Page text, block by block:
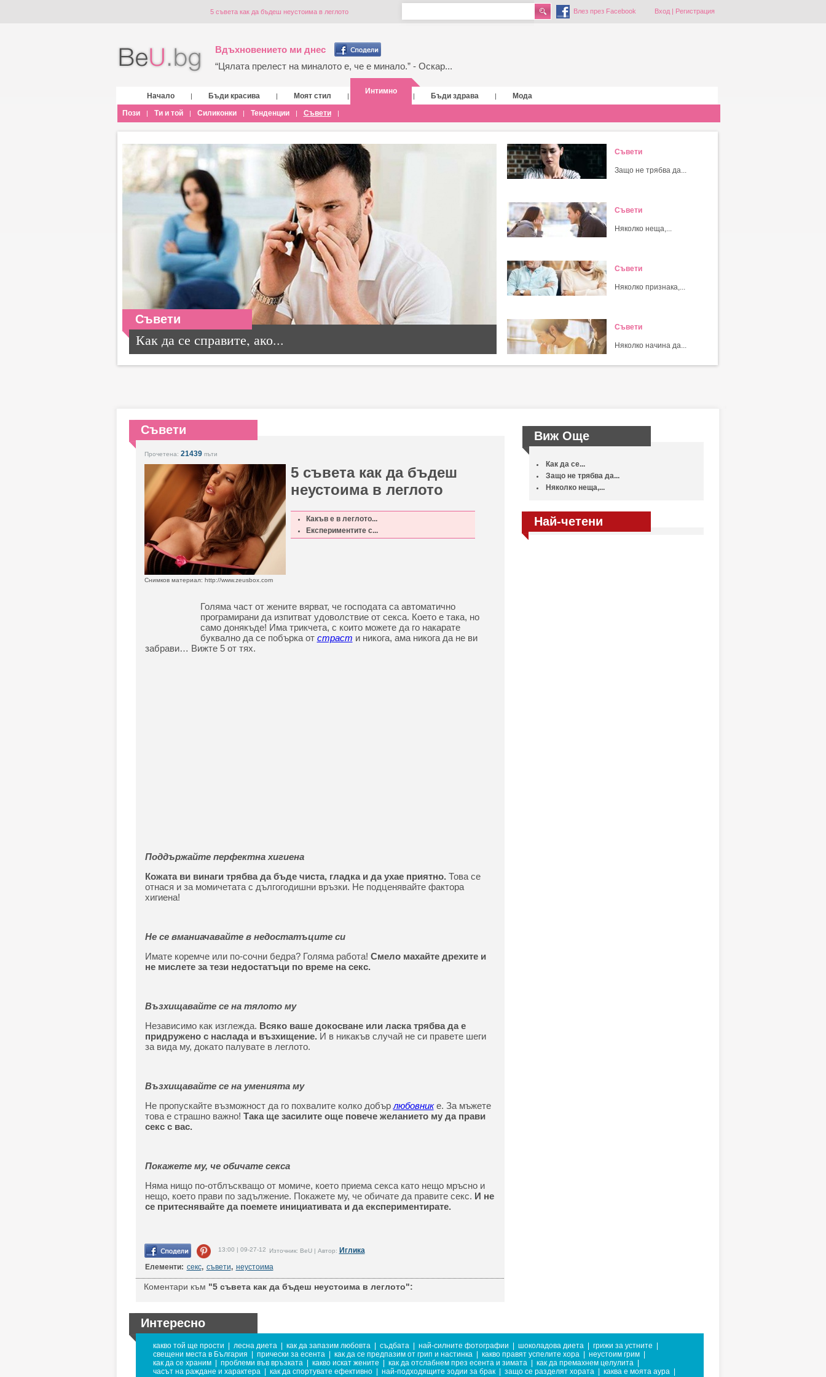
5 съвета как да бъдеш неустоима в леглото Влез през Facebook Вход| Регистрация
Вдъхновението ми днес
“Цялата прелест на миналото е, че е минало.” - Оскар...
Начало | Бъди красива | Моят стил |
Интимно
| Бъди здрава |
Мода
Пози
| Ти и той | Силиконки | Тенденции | Съвети |
Съвети
Как да се справите, ако...
Съвети
Защо не трябва да...
Съвети
Няколко неща,...
Съвети
Няколко признака,...
Съвети
Няколко начина да...
Съвети
Прочетена: 21439пъти
5 съвета как да бъдеш
неустоима в леглото
Какъв е в леглото...
Експериментите с...
Снимков материал: http://www.zeusbox.com
Голяма част от жените вярват, че господата са автоматично
програмирани да изпитват удоволствие от секса. Което е така, но
само донякъде! Има трикчета, с които можете да го накарате
буквално да се побърка от страст и никога, ама никога да не ви
забрави… Вижте 5 от тях.
Поддържайте перфектна хигиена
Кожата ви винаги трябва да бъде чиста, гладка и да ухае приятно.Това се
отнася и за момичетата с дългогодишни връзки. Не подценявайте фактора
хигиена!
Не се вманиачавайте в недостатъците си
Имате коремче или по-сочни бедра? Голяма работа! Смело махайте дрехите и
не мислете за тези недостатъци по време на секс.
Възхищавайте се на тялото му
Независимо как изглежда. Всяко ваше докосване или ласка трябва да е
придружено с наслада и възхищение.И в никакъв случай не си правете шеги
за вида му, докато палувате в леглото.
Възхищавайте се на уменията му
Не пропускайте възможност да го похвалите колко добър любовнике. За мъжете
това е страшно важно! Така ще засилите още повече желанието му да прави
секс с вас.
Покажете му, че обичате секса
Няма нищо по-отблъскващо от момиче, което приема секса като нещо мръсно и
нещо, което прави по задължение. Покажете му, че обичате да правите секс. И не
се притеснявайте да поемете инициативата и да експериментирате.
13:00 | 09-27-12 Източник: BeU | Автор: Иглика
Елементи: секс, съвети, неустоима
Коментари към "5 съвета как да бъдеш неустоима в леглото":
Виж Още
Как да се...
Защо не трябва да...
Няколко неща,...
Най-четени
Интересно
какво той ще прости лесна диета как да запазим любовта съдбата най-силните фотографии шоколадова диета грижи за устните
свещени места в България
прически за есента как да се предпазим от грип и настинка какво правят успелите хора неустоим грим
как да се храним
проблеми във връзката какво искат жените как да отслабнем през есента и зимата как да премахнем целулита
часът на раждане и характера
как да спортувате ефективно най-подходящите зодии за брак защо се разделят хората каква е моята аура